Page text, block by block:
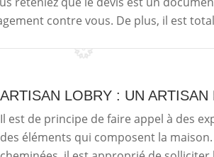
contre vous. De plus, il est
ARTISAN LOBRY : UN ARTISAN
Il est de principe de faire appel à des
des éléments qui composent la